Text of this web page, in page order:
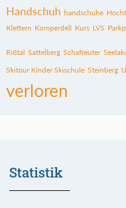
Handschuh handschuhe
Klettern Komperdell Kurs LVS
Rißtal Sattelberg Schafreuter
Skitour Kinder Skischule Steinberg
verloren
Statistik